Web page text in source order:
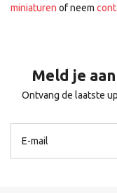
miniaturen of neem
Meld je
Ontvang de laatste